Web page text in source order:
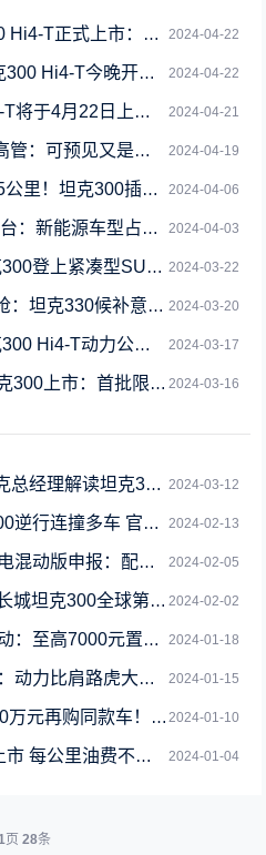
2024-04-22
上市：月底开启交付
2024-04-22
今晚开抢：限量3000台
2024-04-21
日上市：限量3000台
2024-04-19
预见又是一款爆品
2024-04-06
300插电混动版实车曝光
2024-04-03
能源车型占比达43%
2024-03-22
凑型SUV保值率第一宝座
2024-03-20
候补意向订单突破3500！
2024-03-17
布：续航105km 搭37.11度
2024-03-16
市：首批限量1000台
2024-03-12
解读坦克330命名含义
2024-02-13
方通报：无伤亡 司机被刑拘
2024-02-05
申报：配Hi4-T电四驱
2024-02-02
全球第30万台正式下线
2024-01-18
元置换补贴+5000元礼包
2024-01-15
力比肩路虎大揽胜
2024-01-10
同款车！结果没白买
2024-01-04
公里油费不到2毛
页 28条